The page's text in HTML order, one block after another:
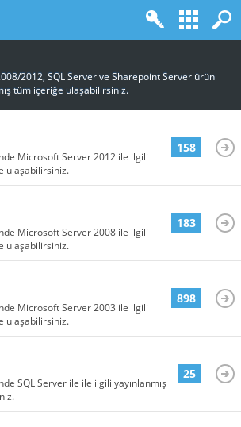
2012, SQL Server ve Sharepoint Server ürün
tüm içeriğe ulaşabilirsiniz.
Microsoft Server 2012 ile ilgili
ulaşabilirsiniz.
158
Microsoft Server 2008 ile ilgili
ulaşabilirsiniz.
183
Microsoft Server 2003 ile ilgili
ulaşabilirsiniz.
898
SQL Server ile ile ilgili yayınlanmış
25